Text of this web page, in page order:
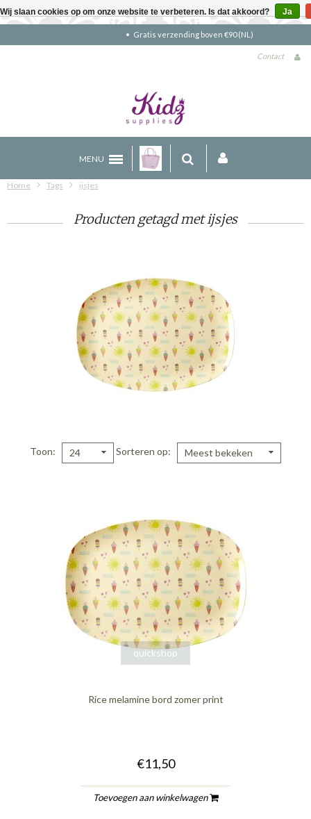
Gratis verzending boven €90 (NL)
Contact
MENU
Home Tags ijsjes
Producten getagd met ijsjes
Toon 24 Sorteren op Meest bekeken
quickshop
Rice melamine bord zomer print
€11,50
Toevoegen aan winkelwagen
Wij slaan cookies op om onze website te verbeteren. Is dat akkoord? Ja